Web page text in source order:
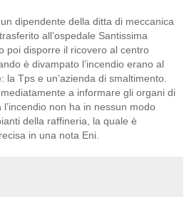
dipendente della ditta di meccanica
all’ospedale Santissima
poi disporre il ricovero al centro
è divampato l’incendio erano al
la Tps e un’azienda di smaltimento.
a informare gli organi di
non ha in nessun modo
della raffineria, la quale è
in una nota Eni.